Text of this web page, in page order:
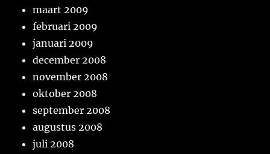
maart 2009
februari 2009
januari 2009
december 2008
november 2008
oktober 2008
september 2008
augustus 2008
juli 2008